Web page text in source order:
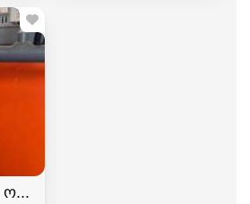
ორთქლის გენერატორი